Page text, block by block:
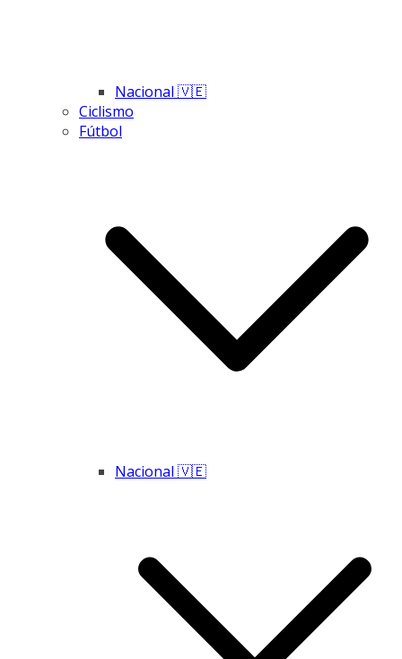
Nacional 🇻🇪
Ciclismo
Fútbol
Nacional 🇻🇪